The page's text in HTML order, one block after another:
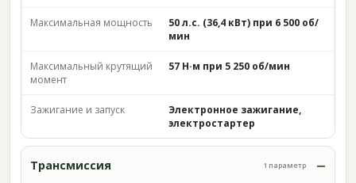
Максимальная мощность
50 л.с. (36,4 кВт) при 6 500 об/
мин
Максимальный крутящий
момент
57 Н·м при 5 250 об/мин
Зажигание и запуск
Электронное зажигание,
электростартер
Трансмиссия 1 параметр